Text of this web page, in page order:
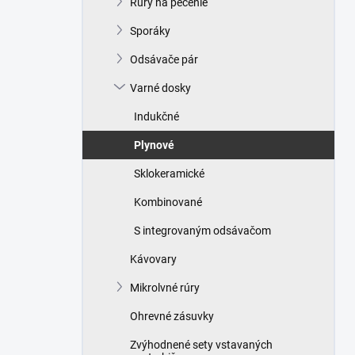
Sporáky
Odsávače pár
Varné dosky
Indukčné
Plynové
Sklokeramické
Kombinované
S integrovaným odsávačom
Kávovary
Mikrolvné rúry
Ohrevné zásuvky
Zvýhodnené sety vstavaných